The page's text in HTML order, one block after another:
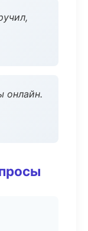
онлайн.